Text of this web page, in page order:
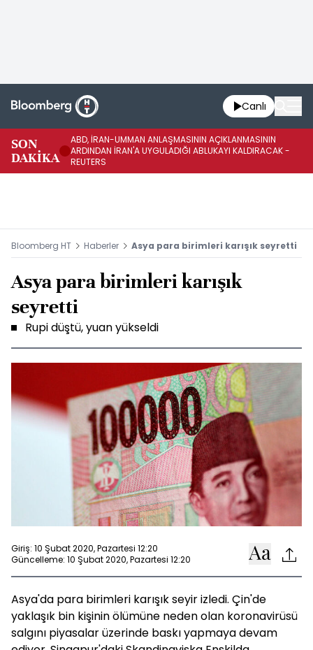
Canlı
SON
DAKİKA
ABD, İRAN-UMMAN ANLAŞMASININ AÇIKLANMASININ
ARDINDAN İRAN'A UYGULADIĞI ABLUKAYI KALDIRACAK -
REUTERS
Bloomberg HT Haberler Asya para birimleri karışık seyretti
Asya para birimleri karışık
seyretti
Rupi düştü, yuan yükseldi
Giriş: 10 Şubat 2020, Pazartesi 12:20
Güncelleme: 10 Şubat 2020, Pazartesi 12:20
Asya'da para birimleri karışık seyir izledi. Çin'de
yaklaşık bin kişinin ölümüne neden olan koronavirüsü
salgını piyasalar üzerinde baskı yapmaya devam